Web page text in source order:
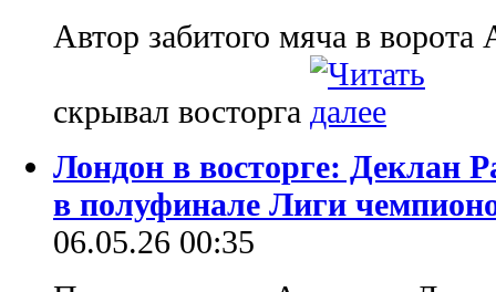
Автор забитого мяча в ворота
скрывал восторга
Лондон в восторге: Деклан
в полуфинале Лиги
06.05.26 00:35